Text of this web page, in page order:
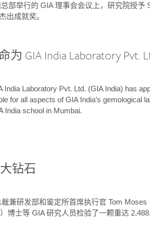
部举行的 GIA 理事会会议上，研究院授予
出成就奖。
为 GIA India Laboratory Pvt.
India Laboratory Pvt. Ltd. (GIA India) has
for all aspects of GIA India’s gemological
India school in Mumbai.
钻石
兼研发部和鉴定所首席执行官 Tom Moses
博士等 GIA 研究人员检验了一颗重达